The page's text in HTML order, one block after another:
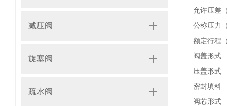
减压阀
旋塞阀
疏水阀
允许压差
公称压力
额定行程
阀盖形式
压盖形式
密封填料
阀芯形式